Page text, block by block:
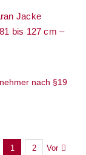
Jacke
bis 127 cm –
nach §19
1 2 Vor